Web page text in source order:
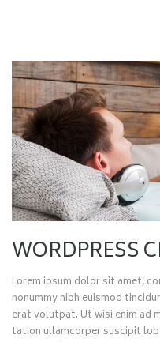
WORDPRESS
Lorem ipsum dolor sit amet,
nonummy nibh euismod
erat volutpat. Ut wisi enim ad
tation ullamcorper suscipit